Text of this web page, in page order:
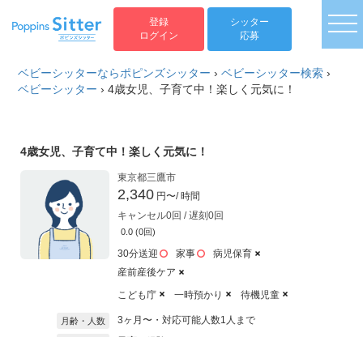
登録
ログイン
シッター
応募
ベビーシッターならポピンズシッター ›ベビーシッター検索 ›
ベビーシッター ›4歳女児、子育て中！楽しく元気に！
4歳女児、子育て中！楽しく元気に！
東京都三鷹市
2,340 円〜/ 時間
キャンセル0回 / 遅刻0回
0.0 (0回)
30分送迎 家事
病児保育
産前産後ケア
こども庁
一時預かり 待機児童
月齢・人数 3ヶ月〜・対応可能人数1人まで